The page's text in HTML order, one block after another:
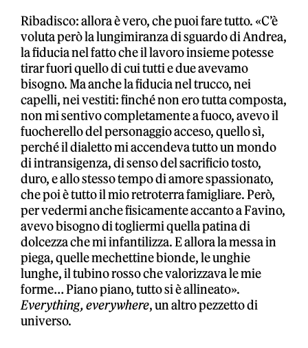
Ribadisco: allora è vero, che puoi fare tutto. «C’è
voluta però la lungimiranza di sguardo di Andrea,
la fiducia nel fatto che il lavoro insieme potesse
tirar fuori quello di cui tutti e due avevamo
bisogno. Ma anche la fiducia nel trucco, nei
capelli, nei vestiti: finché non ero tutta composta,
non mi sentivo completamente a fuoco, avevo il
fuocherello del personaggio acceso, quello sì,
perché il dialetto mi accendeva tutto un mondo
di intransigenza, di senso del sacrificio tosto,
duro, e allo stesso tempo di amore spassionato,
che poi è tutto il mio retroterra famigliare. Però,
per vedermi anche fisicamente accanto a Favino,
avevo bisogno di togliermi quella patina di
dolcezza che mi infantilizza. E allora la messa in
piega, quelle mechettine bionde, le unghie
lunghe, il tubino rosso che valorizzava le mie
forme… Piano piano, tutto si è allineato».
Everything, everywhere, un altro pezzetto di
universo.